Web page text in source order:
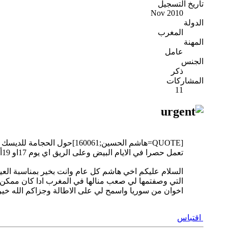
تاريخ التسجيل
Nov 2010
الدولة
المغرب
المهنة
عامل
الجنس
ذكر
المشاركات
11
[QUOTE=هاشم الحسين;160061]حول الحجامة للديسك وعرق النسا ممتازة ان شاء الله
تعمل حصرا في الايام البيض وعلى الريق اي يوم 17او 19أو 21وهما افضل الايام في الشهر العربي لعملها
السلام عليكم اخي هاشم كل عام وانت بخير بمناسبة العيد
التي وصفتمها لي صعب منالها في المغرب ادا كان
اخوان من سوريا واسمح لي على الاطالة وجزاكم الله
اقتباس